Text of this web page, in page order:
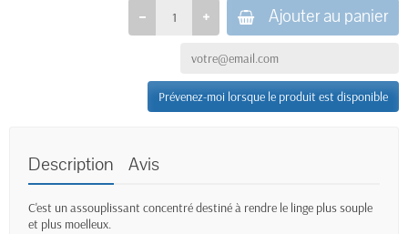
Ajouter au panier
Prévenez-moi lorsque le produit est disponible
Description Avis
C'est un assouplissant concentré destiné à rendre le linge plus souple
et plus moelleux.